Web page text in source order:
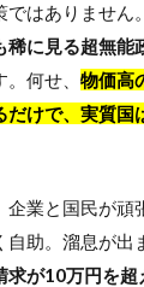
ではありません
稀に見る超無能
何せ、 物価高
だけで、実質国
業と国民が頑
助。溜息が出
求が10万円を超